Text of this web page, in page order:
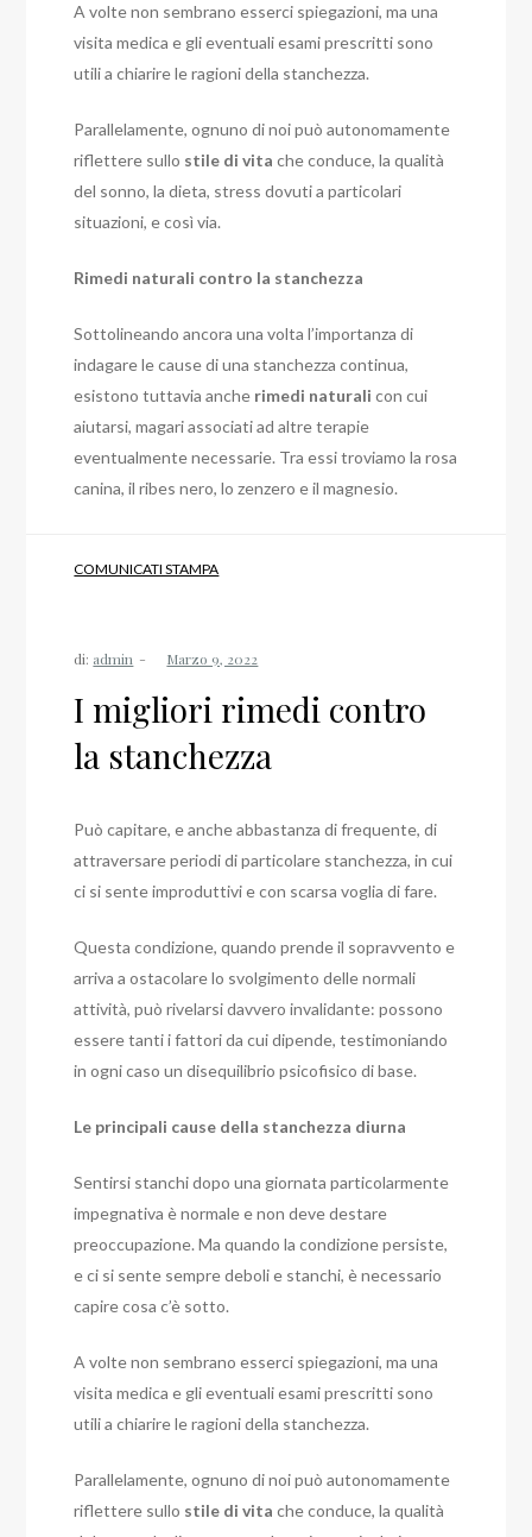
A volte non sembrano esserci spiegazioni, ma una
visita medica e gli eventuali esami prescritti sono
utili a chiarire le ragioni della stanchezza.
Parallelamente, ognuno di noi può autonomamente
riflettere sullo stile di vita che conduce, la qualità
del sonno, la dieta, stress dovuti a particolari
situazioni, e così via.
Rimedi naturali contro la stanchezza
Sottolineando ancora una volta l’importanza di
indagare le cause di una stanchezza continua,
esistono tuttavia anche rimedi naturali con cui
aiutarsi, magari associati ad altre terapie
eventualmente necessarie. Tra essi troviamo la rosa
canina, il ribes nero, lo zenzero e il magnesio.
COMUNICATI STAMPA
di: admin
I migliori rimedi contro
la stanchezza
Può capitare, e anche abbastanza di frequente, di
attraversare periodi di particolare stanchezza, in cui
ci si sente improduttivi e con scarsa voglia di fare.
Questa condizione, quando prende il sopravvento e
arriva a ostacolare lo svolgimento delle normali
attività, può rivelarsi davvero invalidante: possono
essere tanti i fattori da cui dipende, testimoniando
in ogni caso un disequilibrio psicofisico di base.
Le principali cause della stanchezza diurna
Sentirsi stanchi dopo una giornata particolarmente
impegnativa è normale e non deve destare
preoccupazione. Ma quando la condizione persiste,
e ci si sente sempre deboli e stanchi, è necessario
capire cosa c’è sotto.
A volte non sembrano esserci spiegazioni, ma una
visita medica e gli eventuali esami prescritti sono
utili a chiarire le ragioni della stanchezza.
Parallelamente, ognuno di noi può autonomamente
riflettere sullo stile di vita che conduce, la qualità